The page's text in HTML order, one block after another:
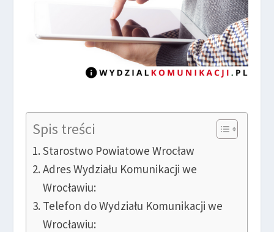
Spis treści
Starostwo Powiatowe Wrocław
Adres Wydziału Komunikacji we
Wrocławiu:
Telefon do Wydziału Komunikacji we
Wrocławiu: